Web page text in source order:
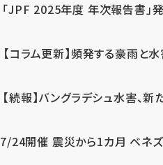
「JPF 2025年度 年次報告書」
【コラム更新】頻発する豪雨と
【続報】バングラデシュ水害、
7/24開催 震災から1カ月 ベネ